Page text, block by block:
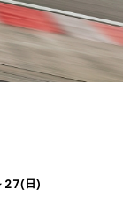
27(日)